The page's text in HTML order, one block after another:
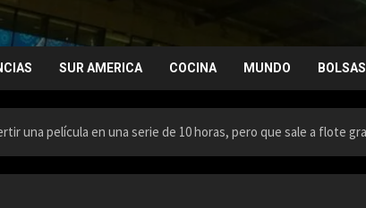
SUR AMERICA COCINA MUNDO
una película en una serie de 10 horas, pero que sale a flote